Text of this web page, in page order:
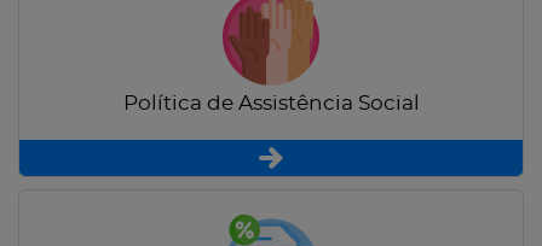
Política de Assistência Social